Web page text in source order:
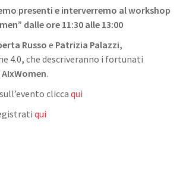
presenti e interverremo al workshop
dalle ore 11:30 alle 13:00
Russo e Patrizia Palazzi,
4.0, che descriveranno i fortunati
AIxWomen.
clicca qui
qui